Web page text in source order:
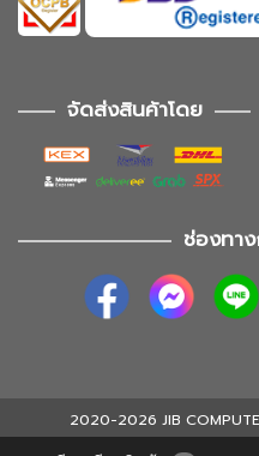
จัดส่งสินค้าโดย
ช่องทา
2020-2026 JIB